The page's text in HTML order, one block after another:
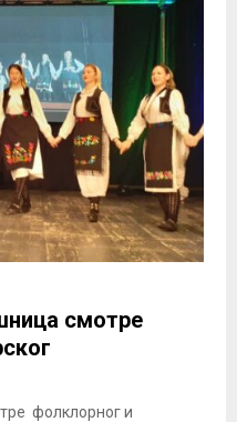
смотре
фолклорног и